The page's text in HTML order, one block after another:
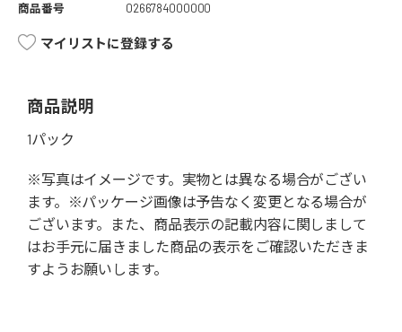
商品番号
0266784000000
マイリストに登録する
商品説明
1パック
※写真はイメージです。実物とは異なる場合がござい
ます。※パッケージ画像は予告なく変更となる場合が
ございます。また、商品表示の記載内容に関しまして
はお手元に届きました商品の表示をご確認いただきま
すようお願いします。